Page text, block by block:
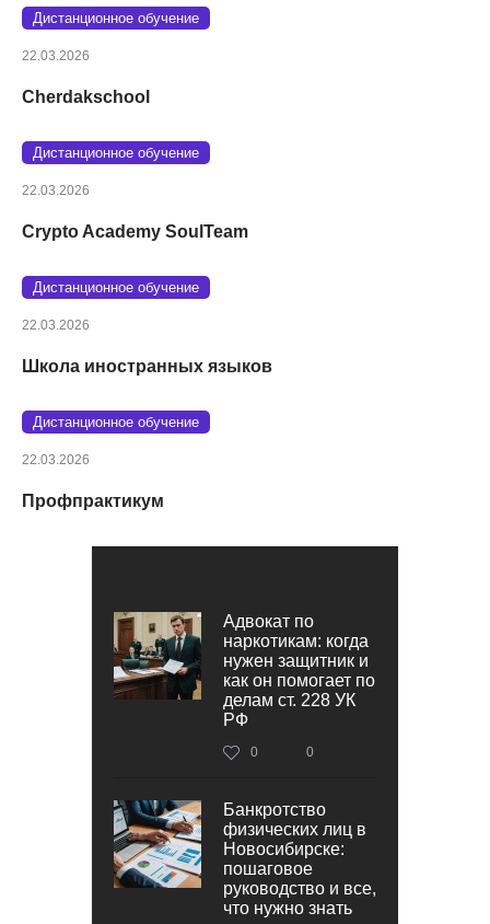
Дистанционное обучение
22.03.2026
Cherdakschool
Дистанционное обучение
22.03.2026
Crypto Academy SoulTeam
Дистанционное обучение
22.03.2026
Школа иностранных языков
Дистанционное обучение
22.03.2026
Профпрактикум
Адвокат по
наркотикам: когда
нужен защитник и
как он помогает по
делам ст. 228 УК
РФ
0 0
Банкротство
физических лиц в
Новосибирске:
пошаговое
руководство и все,
что нужно знать